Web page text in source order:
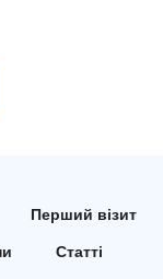
Перший візит
Статті